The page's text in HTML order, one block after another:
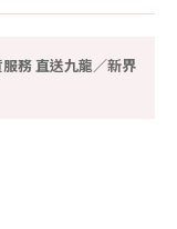
務 直送九龍／新界